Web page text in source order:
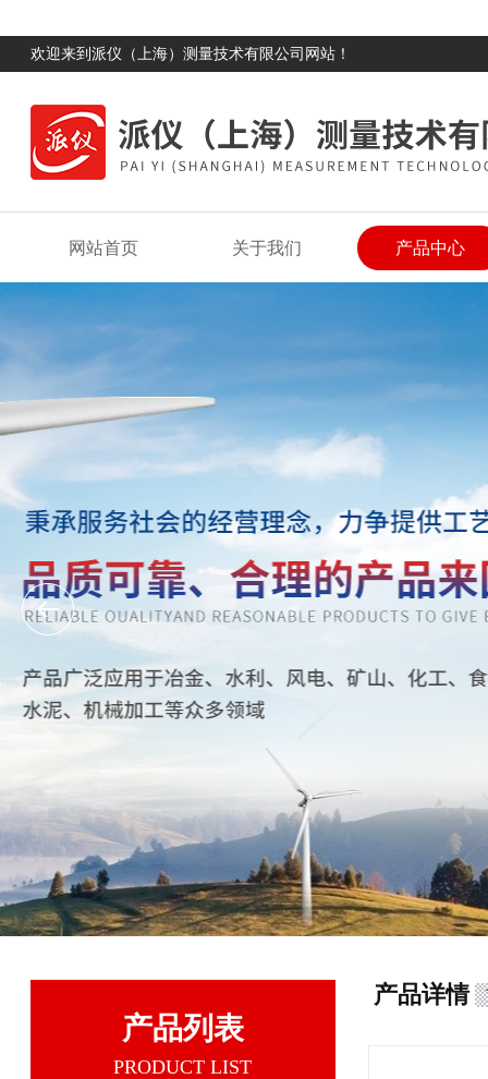
欢迎来到派仪（上海）测量技术有限公司网站！
网站首页 关于我们 产品中心
产品列表
PRODUCT LIST
产品详情